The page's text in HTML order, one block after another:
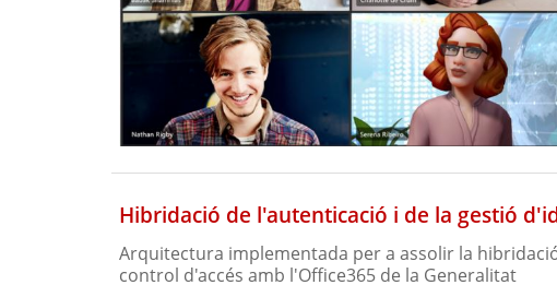
Hibridació de l'autenticació i de la gestió
Arquitectura implementada per a assolir la
control d'accés amb l'Office365 de la Generalitat